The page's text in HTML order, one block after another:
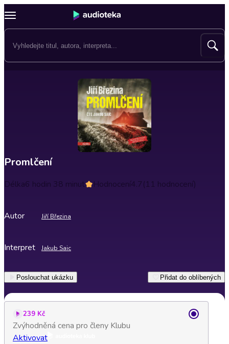
Promlčení
Délka6 hodin 38 minut Hodnocení4.7(11 hodnocení)
Autor Jiří Březina
Interpret Jakub Saic
Poslouchat ukázku Přidat do oblíbených
239 Kč
Zvýhodněná cena pro členy Klubu
Aktivovat